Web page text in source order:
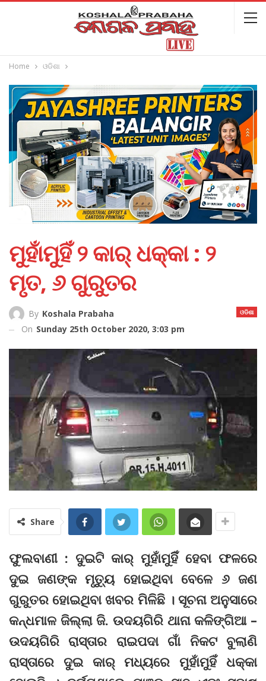
Home ଓଡିଶା
ମୁହାଁମୁହିଁ ୨ କାର୍‌‌ ଧକ୍କା : ୨
ମୃତ, ୬ ଗୁରୁତର
ଓଡିଶା
By Koshala Prabaha
On Sunday 25th October 2020, 3:03 pm
Share
ଫୁଲବାଣୀ : ଦୁଇଟି କାର୍‌ ମୁହାଁମୁହିିଁ ହେବା ଫଳରେ
ଦୁଇ ଜଣଙ୍କ ମୃତ୍ୟୁ ହୋଇଥିବା ବେଳେ ୬ ଜଣ
ଗୁରୁତର ହୋଇଥିବା ଖବର ମିଳିଛି । ସୂଚନା ଅନୁସାରେ
କନ୍ଧମାଳ ଜିଲ୍ଲା ଜି. ଉଦୟଗିରି ଥାନା କଳିଙ୍ଗିଆ –
ଉଦୟଗିରି ରାସ୍ତାର ରାଇପଦା ଗାଁ ନିକଟ ବୁଲାଣି
ରାସ୍ତାରେ ଦୁଇ କାର୍‌‌ ମଧ୍ୟରେ ମୁହାଁମୁହିଁ ଧକ୍କା